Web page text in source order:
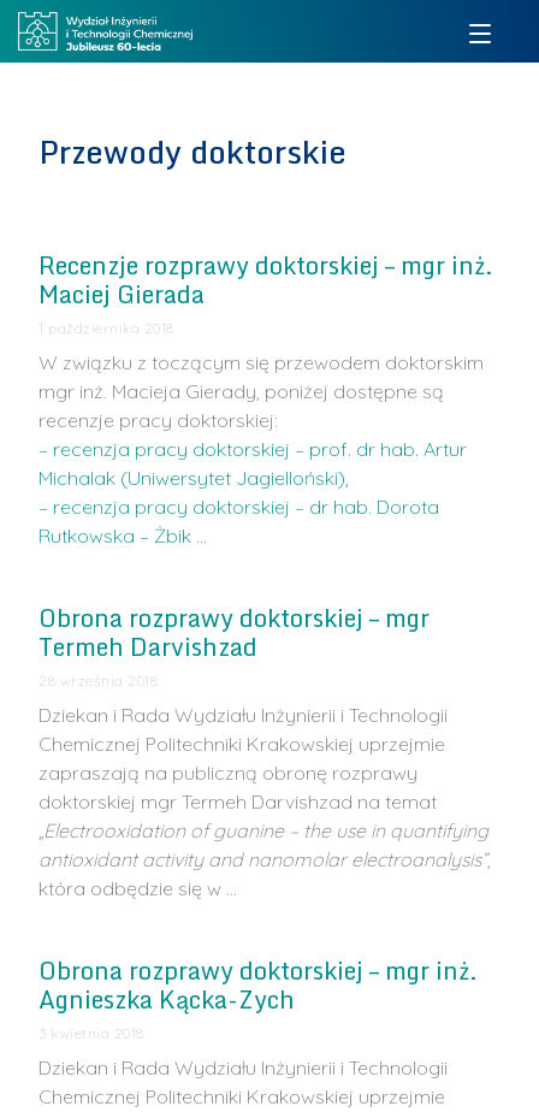
Przewody doktorskie
Recenzje rozprawy doktorskiej – mgr inż.
Maciej Gierada
1 października 2018
W związku z toczącym się przewodem doktorskim
mgr inż. Macieja Gierady, poniżej dostępne są
recenzje pracy doktorskiej:
– recenzja pracy doktorskiej – prof. dr hab. Artur
Michalak (Uniwersytet Jagielloński),
– recenzja pracy doktorskiej – dr hab. Dorota
Rutkowska – Żbik …
Obrona rozprawy doktorskiej – mgr
Termeh Darvishzad
28 września 2018
Dziekan i Rada Wydziału Inżynierii i Technologii
Chemicznej Politechniki Krakowskiej uprzejmie
zapraszają na publiczną obronę rozprawy
doktorskiej mgr Termeh Darvishzad na temat
„Electrooxidation of guanine – the use in quantifying
antioxidant activity and nanomolar electroanalysis”,
która odbędzie się w …
Obrona rozprawy doktorskiej – mgr inż.
Agnieszka Kącka-Zych
3 kwietnia 2018
Dziekan i Rada Wydziału Inżynierii i Technologii
Chemicznej Politechniki Krakowskiej uprzejmie